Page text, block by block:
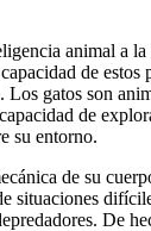
animal a la
de estos
Los gatos son
de
su entorno.
de su
situaciones
De